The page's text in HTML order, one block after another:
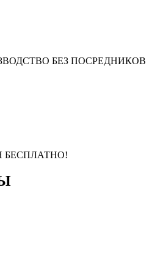
БЕЗ ПОСРЕДНИКОВ